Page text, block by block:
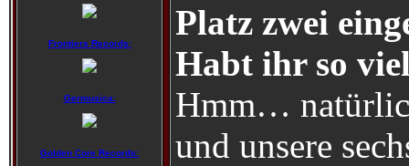
Frontiers Records:
Germusica:
Golden Core Records:
Platz zwei
Habt ihr so
Hmm…
und unsere